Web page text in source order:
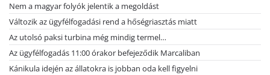
Nem a magyar folyók jelentik a megoldást
Változik az ügyfélfogadási rend a hőségriasztás miatt
Az utolsó paksi turbina még mindig termel…
Az ügyfélfogadás 11:00 órakor befejeződik Marcaliban
Kánikula idején az állatokra is jobban oda kell figyelni